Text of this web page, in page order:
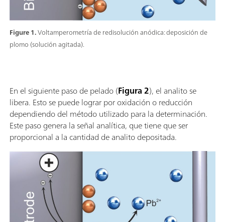
Figure 1.Voltamperometría de redisolución anódica: deposición de
plomo (solución agitada).
En el siguiente paso de pelado (Figura 2), el analito se
libera. Esto se puede lograr por oxidación o reducción
dependiendo del método utilizado para la determinación.
Este paso genera la señal analítica, que tiene que ser
proporcional a la cantidad de analito depositada.